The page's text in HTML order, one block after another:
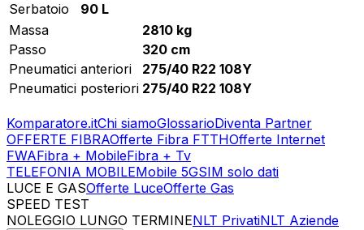
Serbatoio
90 L
Massa
2810 kg
Passo
320 cm
Pneumatici anteriori
275/40 R22 108Y
Pneumatici posteriori 275/40 R22 108Y
Komparatore.itChi siamoGlossarioDiventa Partner
OFFERTE FIBRAOfferte Fibra FTTHOfferte Internet
FWAFibra + MobileFibra + Tv
TELEFONIA MOBILEMobile 5GSIM solo dati
LUCE E GASOfferte LuceOfferte Gas
SPEED TEST
NOLEGGIO LUNGO TERMINENLT PrivatiNLT Aziende